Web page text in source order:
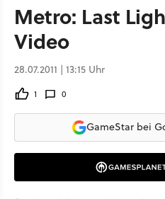
Metro: Last
Video
28.07.2011 | 13:15 Uhr
1 0
GameStar bei